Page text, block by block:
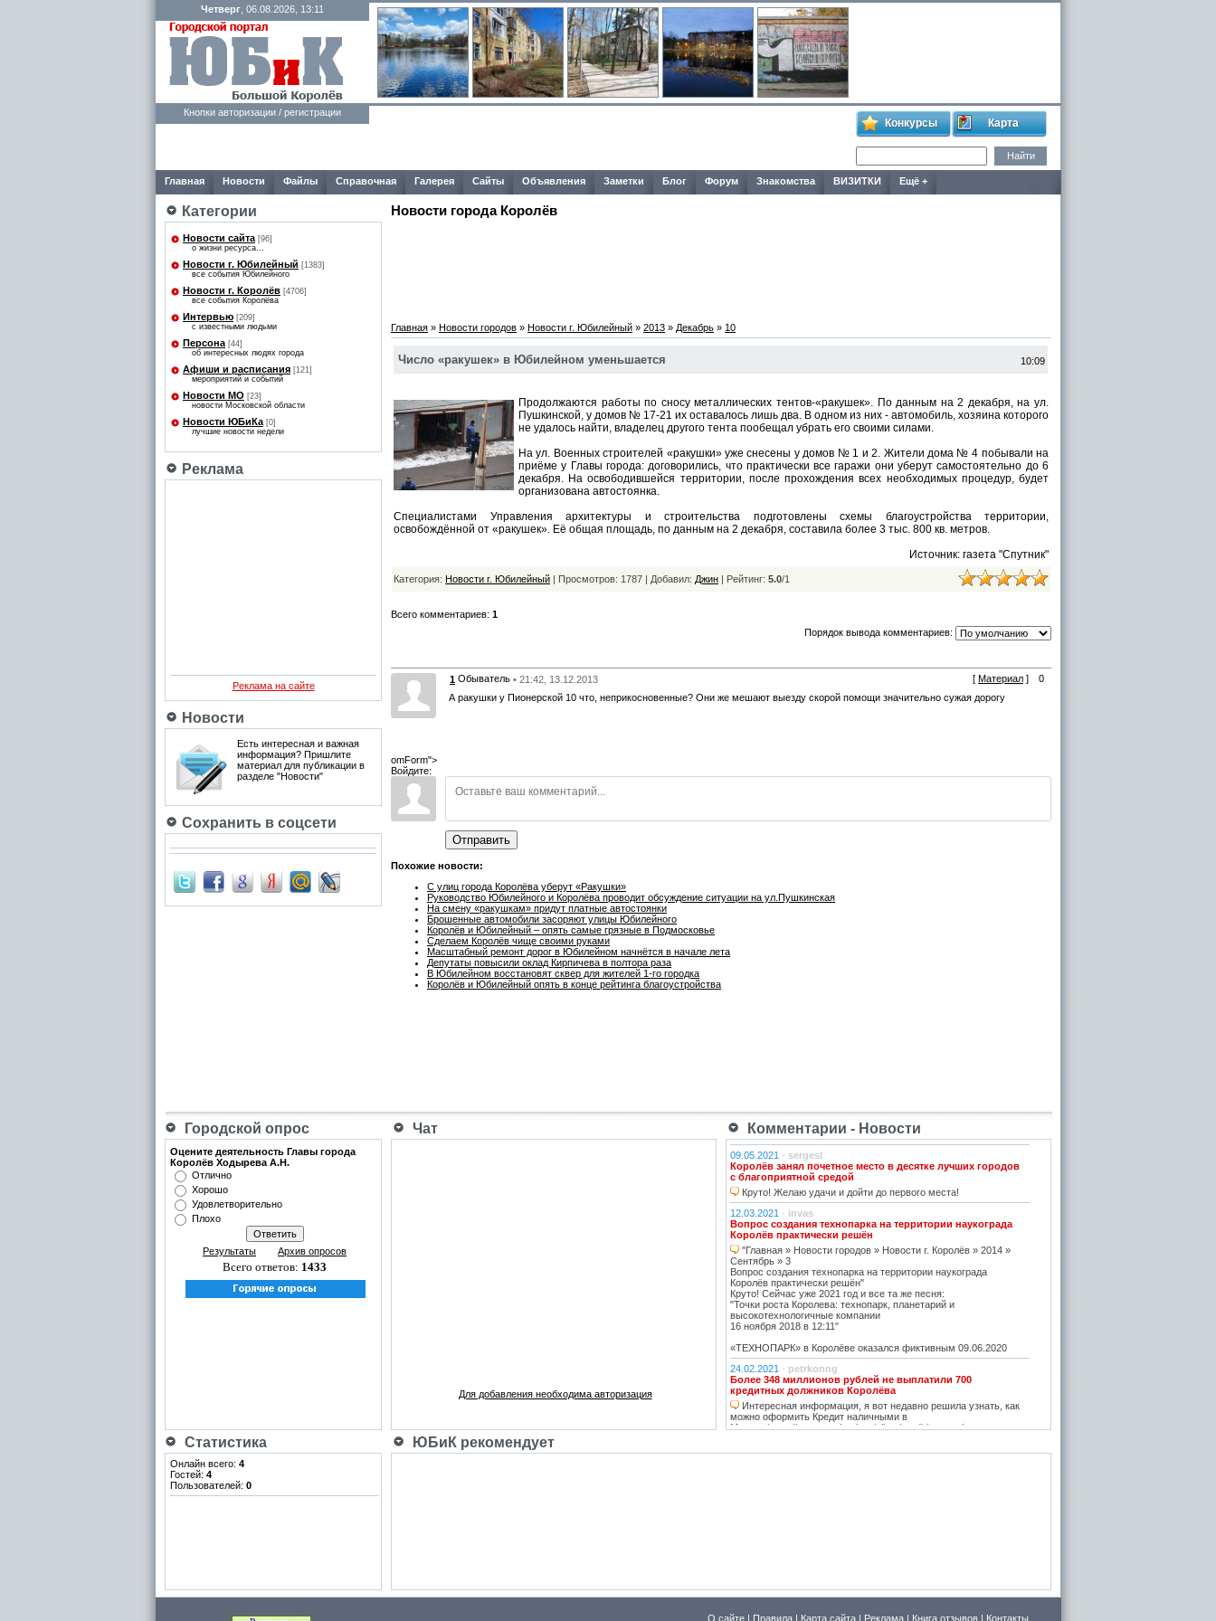
Четверг , 06.08.2026, 13:11
Кнопки авторизации / регистрации
Конкурсы Карта
Главная Новости Файлы Справочная Галерея Сайты Объявления Заметки Блог Форум Знакомства ВИЗИТКИ Ещё +
Категории
Новости сайта [96]
о жизни ресурса...
Новости г. Юбилейный [1383]
все события Юбилейного
Новости г. Королёв [4706]
все события Королёва
Интервью [209]
с известными людьми
Персона [44]
об интересных людях города
Афиши и расписания [121]
мероприятий и событий
Новости МО [23]
новости Московской области
Новости ЮБиКа [0]
лучшие новости недели
Реклама
Реклама на сайте
Новости
Есть интересная и важная
информация? Пришлите
материал для публикации в
разделе "Новости"
Сохранить в соцсети
Новости города Королёв
Главная » Новости городов » Новости г. Юбилейный » 2013 » Декабрь » 10
Число «ракушек» в Юбилейном уменьшается 10:09
Продолжаются работы по сносу металлических тентов-«ракушек». По данным на 2 декабря, на ул.
Пушкинской, у домов № 17-21 их оставалось лишь два. В одном из них - автомобиль, хозяина которого
не удалось найти, владелец другого тента пообещал убрать его своими силами.
На ул. Военных строителей «ракушки» уже снесены у домов № 1 и 2. Жители дома № 4 побывали на
приёме у Главы города: договорились, что практически все гаражи они уберут самостоятельно до 6
декабря. На освободившейся территории, после прохождения всех необходимых процедур, будет
организована автостоянка.
Специалистами Управления архитектуры и строительства подготовлены схемы благоустройства территории,
освобождённой от «ракушек». Её общая площадь, по данным на 2 декабря, составила более 3 тыс. 800 кв. метров.
Источник: газета "Спутник"
Категория: Новости г. Юбилейный | Просмотров: 1787 | Добавил: Джин | Рейтинг: 5.0/1
Всего комментариев: 1
Порядок вывода комментариев:
[ Материал ] 0
1 Обыватель • 21:42, 13.12.2013
А ракушки у Пионерской 10 что, неприкосновенные? Они же мешают выезду скорой помощи значительно сужая дорогу
omForm">
Войдите:
Отправить
Похожие новости:
С улиц города Королёва уберут «Ракушки»
Руководство Юбилейного и Королёва проводит обсуждение ситуации на ул.Пушкинская
На смену «ракушкам» придут платные автостоянки
Брошенные автомобили засоряют улицы Юбилейного
Королёв и Юбилейный – опять самые грязные в Подмосковье
Сделаем Королёв чище своими руками
Масштабный ремонт дорог в Юбилейном начнётся в начале лета
Депутаты повысили оклад Кирпичева в полтора раза
В Юбилейном восстановят сквер для жителей 1-го городка
Королёв и Юбилейный опять в конце рейтинга благоустройства
Городской опрос Чат Комментарии - Новости
Оцените деятельность Главы города
Королёв Ходырева А.Н.
Отлично
Хорошо
Удовлетворительно
Плохо
Результаты Архив опросов
Всего ответов: 1433
Для добавления необходима авторизация
09.05.2021 - sergesl
Королёв занял почетное место в десятке лучших городов
с благоприятной средой
Круто! Желаю удачи и дойти до первого места!
12.03.2021 - invas
Вопрос создания технопарка на территории наукограда
Королёв практически решён
"Главная » Новости городов » Новости г. Королёв » 2014 »
Сентябрь » 3
Вопрос создания технопарка на территории наукограда
Королёв практически решён"
Круто! Сейчас уже 2021 год и все та же песня:
"Точки роста Королева: технопарк, планетарий и
высокотехнологичные компании
16 ноября 2018 в 12:11"
«ТЕХНОПАРК» в Королёве оказался фиктивным 09.06.2020
24.02.2021 - petrkonng
Более 348 миллионов рублей не выплатили 700
кредитных должников Королёва
Интересная информация, я вот недавно решила узнать, как
можно оформить Кредит наличными в
Москве https://www.vostbank.ru/client/credit/ тут информацию в
В ближайшее время планируется возведение наземного
Статистика ЮБиК рекомендует
Онлайн всего: 4
Гостей: 4
Пользователей: 0
О сайте | Правила | Карта сайта | Реклама | Книга отзывов | Контакты